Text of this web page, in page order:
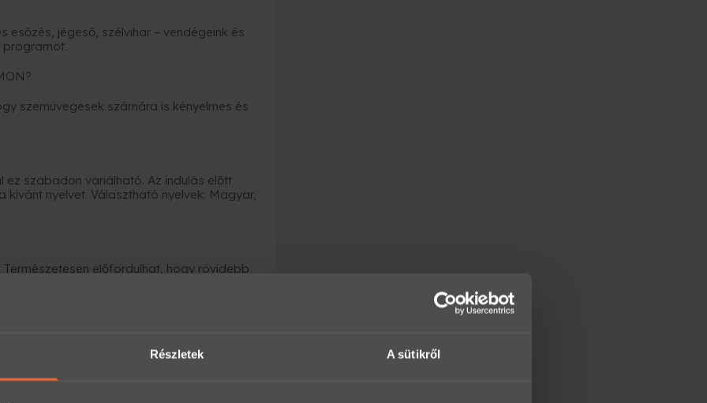
Részletek A sütikről
esőzés, jégeső, szélvihar – vendégeink és
programot.
szemüvegesek számára is kényelmes és
ez szabadon variálható. Az indulás előtt
kívánt nyelvet. Választható nyelvek: Magyar,
előfordulhat, hogy rövidebb
elő.
a Meglepkéken?
platformja, ahol több ezer
és biztonságosan.